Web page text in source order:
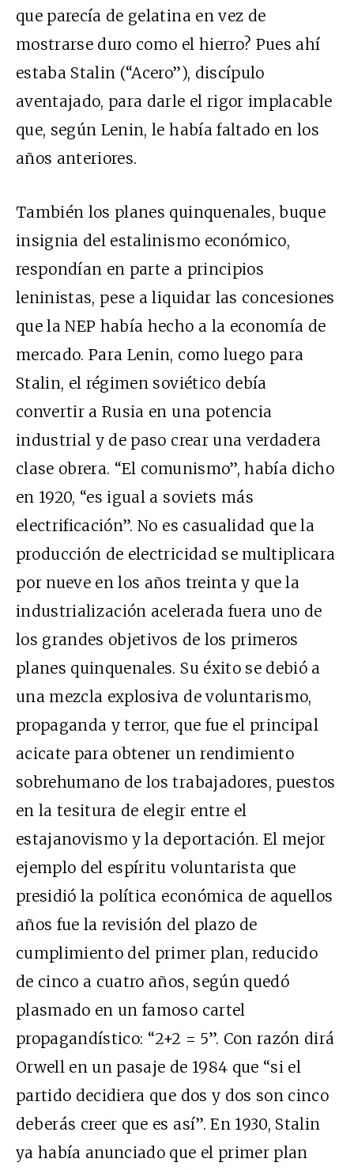
que parecía de gelatina en vez de
mostrarse duro como el hierro? Pues ahí
estaba Stalin (“Acero”), discípulo
aventajado, para darle el rigor implacable
que, según Lenin, le había faltado en los
años anteriores.
También los planes quinquenales, buque
insignia del estalinismo económico,
respondían en parte a principios
leninistas, pese a liquidar las concesiones
que la NEP había hecho a la economía de
mercado. Para Lenin, como luego para
Stalin, el régimen soviético debía
convertir a Rusia en una potencia
industrial y de paso crear una verdadera
clase obrera. “El comunismo”, había dicho
en 1920, “es igual a soviets más
electrificación”. No es casualidad que la
producción de electricidad se multiplicara
por nueve en los años treinta y que la
industrialización acelerada fuera uno de
los grandes objetivos de los primeros
planes quinquenales. Su éxito se debió a
una mezcla explosiva de voluntarismo,
propaganda y terror, que fue el principal
acicate para obtener un rendimiento
sobrehumano de los trabajadores, puestos
en la tesitura de elegir entre el
estajanovismo y la deportación. El mejor
ejemplo del espíritu voluntarista que
presidió la política económica de aquellos
años fue la revisión del plazo de
cumplimiento del primer plan, reducido
de cinco a cuatro años, según quedó
plasmado en un famoso cartel
propagandístico: “2+2 = 5”. Con razón dirá
Orwell en un pasaje de 1984 que “si el
partido decidiera que dos y dos son cinco
deberás creer que es así”. En 1930, Stalin
ya había anunciado que el primer plan